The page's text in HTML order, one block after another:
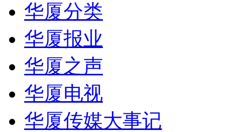
华厦分类
华厦报业
华厦之声
华厦电视
华厦传媒大事记